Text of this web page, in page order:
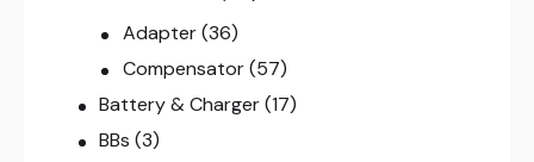
Adapter (36)
Compensator (57)
Battery & Charger (17)
BBs (3)